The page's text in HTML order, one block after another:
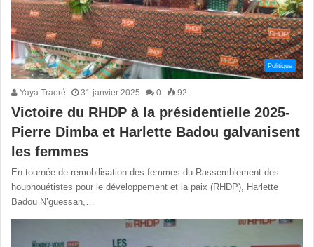
Politique
Yaya Traoré 31 janvier 2025 0 92
Victoire du RHDP à la présidentielle 2025-
Pierre Dimba et Harlette Badou galvanisent
les femmes
En tournée de remobilisation des femmes du Rassemblement des
houphouétistes pour le développement et la paix (RHDP), Harlette
Badou N’guessan,…